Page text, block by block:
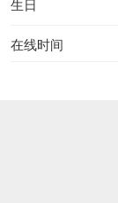
生日
在线时间